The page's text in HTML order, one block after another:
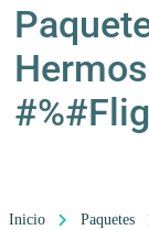
Inicio Paquetes